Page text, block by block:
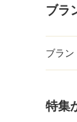
ブラ
ブラン
特集